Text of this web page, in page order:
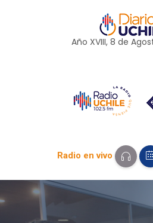
Año XVIII, 8 de
Radio en vivo